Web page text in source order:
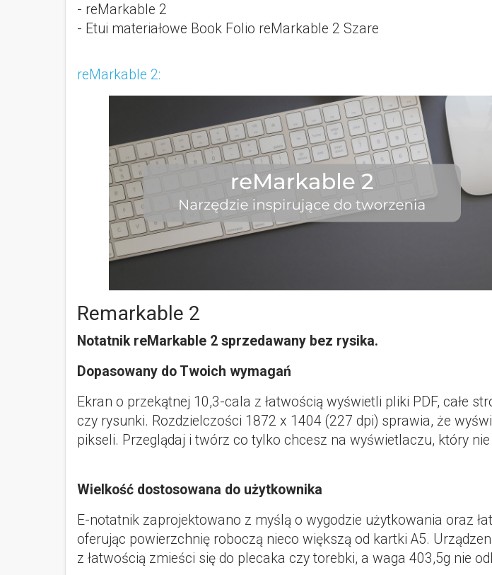
- reMarkable 2
- Etui materiałowe Book Folio reMarkable 2 Szare
reMarkable 2:
Remarkable 2
Notatnik reMarkable 2 sprzedawany bez rysika.
Dopasowany do Twoich wymagań
Ekran o przekątnej 10,3-cala z łatwością wyświetli pliki PDF, całe
czy rysunki. Rozdzielczości 1872 x 1404 (227 dpi) sprawia, że
pikseli. Przeglądaj i twórz co tylko chcesz na wyświetlaczu, który nie
Wielkość dostosowana do użytkownika
E-notatnik zaprojektowano z myślą o wygodzie użytkowania oraz
oferując powierzchnię roboczą nieco większą od kartki A5.
z łatwością zmieści się do plecaka czy torebki, a waga 403,5g nie